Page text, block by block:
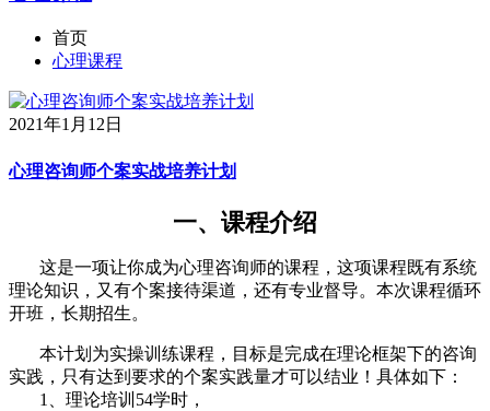
首页
心理课程
2021年1月12日
心理咨询师个案实战培养计划
一、课程介绍
这是一项让你成为心理咨询师的课程，这项课程既有系统
理论知识，又有个案接待渠道，还有专业督导。本次课程循环
开班，长期招生。
本计划为实操训练课程，目标是完成在理论框架下的咨询
实践，只有达到要求的个案实践量才可以结业！具体如下：
1、理论培训54学时，